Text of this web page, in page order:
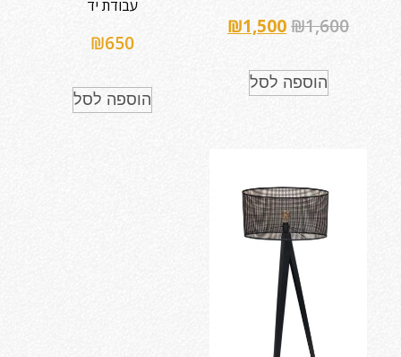
₪1,600
₪1,500
הוספה לסל
עבודת יד
₪650
הוספה לסל